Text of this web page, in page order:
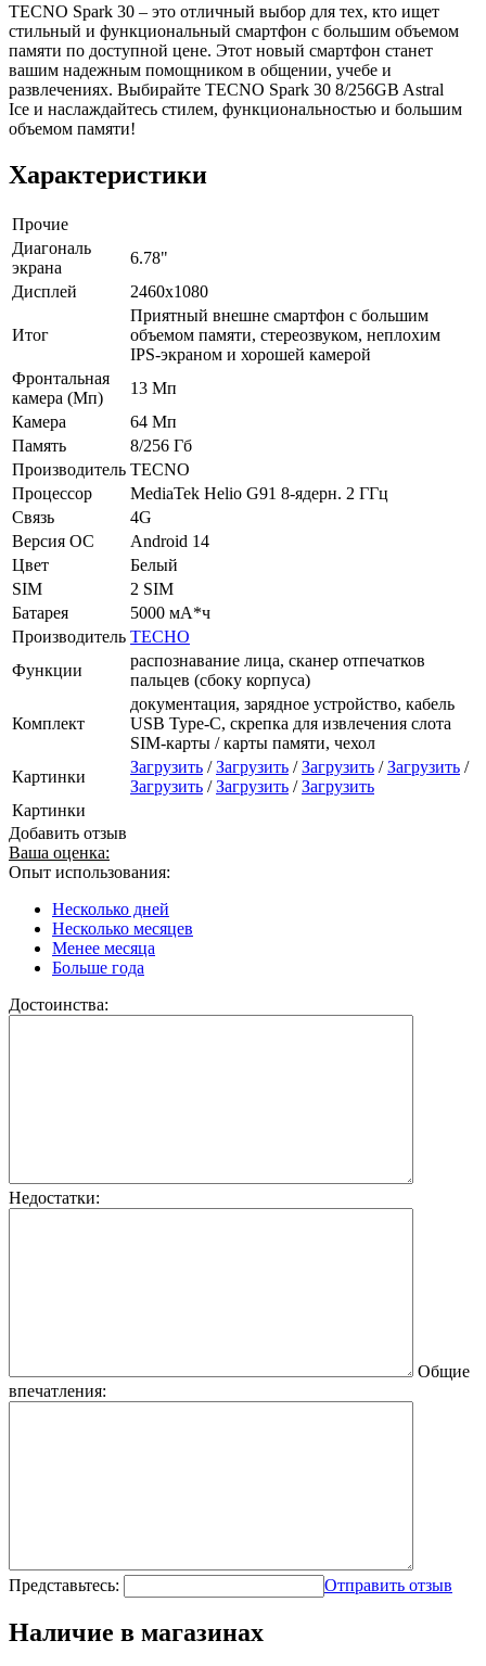
TECNO Spark 30 – это отличный выбор для тех, кто ищет
стильный и функциональный смартфон с большим объемом
памяти по доступной цене. Этот новый смартфон станет
вашим надежным помощником в общении, учебе и
развлечениях. Выбирайте TECNO Spark 30 8/256GB Astral
Ice и наслаждайтесь стилем, функциональностью и большим
объемом памяти!
Характеристики
Прочие
Диагональ
экрана
6.78"
Дисплей
2460x1080
Итог
Приятный внешне смартфон с большим
объемом памяти, стереозвуком, неплохим
IPS-экраном и хорошей камерой
Фронтальная
камера (Мп)
13 Мп
Камера
64 Мп
Память
8/256 Гб
Производитель TECNO
Процессор
MediaTek Helio G91 8-ядерн. 2 ГГц
Связь
4G
Версия ОС
Android 14
Цвет
Белый
SIM
2 SIM
Батарея
5000 мА*ч
Производитель TECHO
Функции
распознавание лица, сканер отпечатков
пальцев (сбоку корпуса)
Комплект
документация, зарядное устройство, кабель
USB Type-C, скрепка для извлечения слота
SIM-карты / карты памяти, чехол
Картинки
Загрузить /Загрузить /Загрузить /Загрузить /
Загрузить /Загрузить /Загрузить
Картинки
Добавить отзыв
Ваша оценка:
Опыт использования:
Несколько дней
Несколько месяцев
Менее месяца
Больше года
Достоинства:
Недостатки:
Общие
впечатления:
Представьтесь: Отправить отзыв
Наличие в магазинах